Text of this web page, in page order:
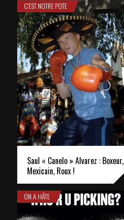
C'EST NOTRE POTE
Saul « Canelo » Alvarez : Boxeur,
Mexicain, Roux !
ON A HÂTE